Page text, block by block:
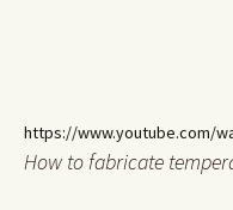
https://www.youtube.com/
How to fabricate